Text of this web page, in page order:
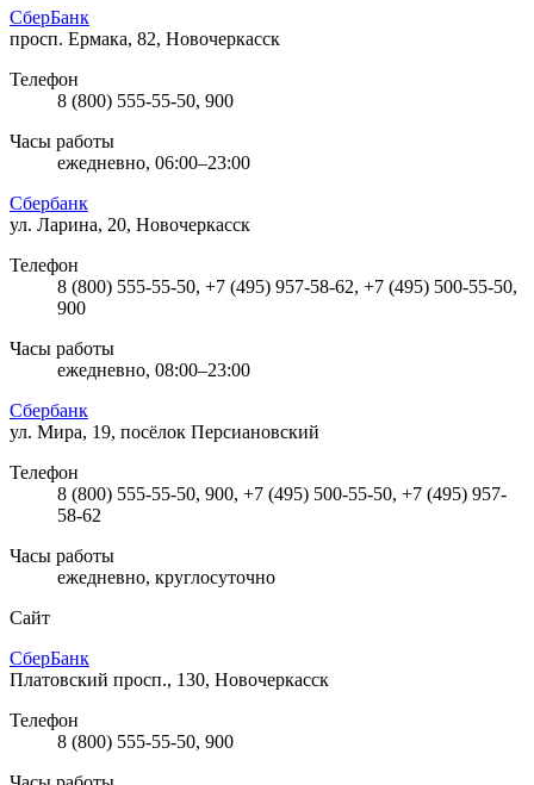
СберБанк
просп. Ермака, 82, Новочеркасск
Телефон
8 (800) 555-55-50, 900
Часы работы
ежедневно, 06:00–23:00
Сбербанк
ул. Ларина, 20, Новочеркасск
Телефон
8 (800) 555-55-50, +7 (495) 957-58-62, +7 (495) 500-55-50,
900
Часы работы
ежедневно, 08:00–23:00
Сбербанк
ул. Мира, 19, посёлок Персиановский
Телефон
8 (800) 555-55-50, 900, +7 (495) 500-55-50, +7 (495) 957-
58-62
Часы работы
ежедневно, круглосуточно
Сайт
СберБанк
Платовский просп., 130, Новочеркасск
Телефон
8 (800) 555-55-50, 900